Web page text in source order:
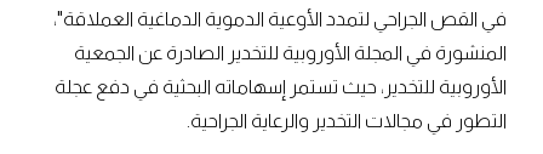
في القص الجراحي لتمدد الأوعية الدموية الدماغية العملاقة"،
المنشورة في المجلة الأوروبية للتخدير الصادرة عن الجمعية
الأوروبية للتخدير، حيث تستمر إسهاماته البحثية في دفع عجلة
التطور في مجالات التخدير والرعاية الجراحية.